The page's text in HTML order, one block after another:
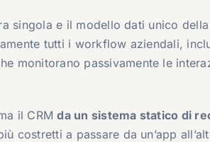
singola e il modello dati unico
tutti i workflow aziendali,
monitorano passivamente le
il CRMda un sistema statico di
costretti a passare da un’app